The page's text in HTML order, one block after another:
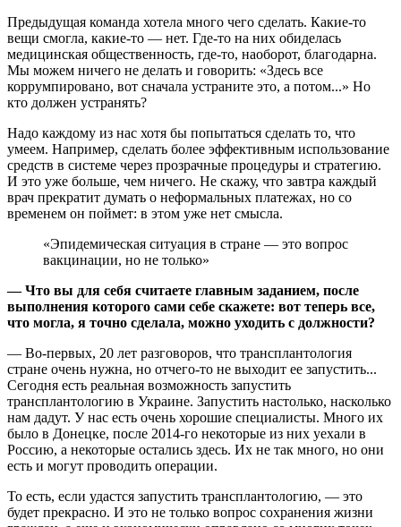
Предыдущая команда хотела много чего сделать. Какие-то
вещи смогла, какие-то — нет. Где-то на них обиделась
медицинская общественность, где-то, наоборот, благодарна.
Мы можем ничего не делать и говорить: «Здесь все
коррумпировано, вот сначала устраните это, а потом...» Но
кто должен устранять?
Надо каждому из нас хотя бы попытаться сделать то, что
умеем. Например, сделать более эффективным использование
средств в системе через прозрачные процедуры и стратегию.
И это уже больше, чем ничего. Не скажу, что завтра каждый
врач прекратит думать о неформальных платежах, но со
временем он поймет: в этом уже нет смысла.
«Эпидемическая ситуация в стране — это вопрос
вакцинации, но не только»
— Что вы для себя считаете главным заданием, после
выполнения которого сами себе скажете: вот теперь все,
что могла, я точно сделала, можно уходить с должности?
— Во-первых, 20 лет разговоров, что трансплантология
стране очень нужна, но отчего-то не выходит ее запустить...
Сегодня есть реальная возможность запустить
трансплантологию в Украине. Запустить настолько, насколько
нам дадут. У нас есть очень хорошие специалисты. Много их
было в Донецке, после 2014-го некоторые из них уехали в
Россию, а некоторые остались здесь. Их не так много, но они
есть и могут проводить операции.
То есть, если удастся запустить трансплантологию, — это
будет прекрасно. И это не только вопрос сохранения жизни